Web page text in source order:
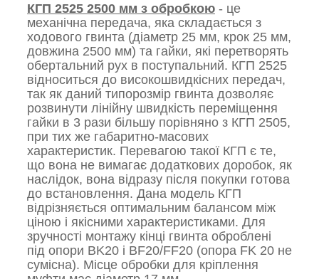
КГП 2525 2500 мм з обробкою - це
механічна передача, яка складається з
ходового гвинта (діаметр 25 мм, крок 25 мм,
довжина 2500 мм) та гайки, які перетворять
обертальний рух в поступальний. КГП 2525
відноситься до високошвидкісних передач,
так як даний типорозмір гвинта дозволяє
розвинути лінійну швидкість переміщення
гайки в 3 рази більшу порівняно з КГП 2505,
при тих же габаритно-масових
характеристик. Перевагою такої КГП є те,
що вона не вимагає додаткових доробок, як
наслідок, вона відразу після покупки готова
до встановлення. Дана модель КГП
відрізняється оптимальним балансом між
ціною і якісними характеристиками. Для
зручності монтажу кінці гвинта оброблені
під опори BK20 і BF20/FF20 (опора FK 20 не
сумісна). Місце обробки для кріплення